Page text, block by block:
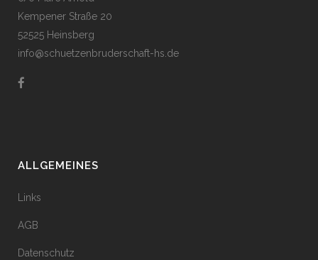
Kempener Straße 20
52525 Heinsberg
info@schuetzenbruderschaft-hs.de
ALLGEMEINES
Links
AGB
Datenschutz